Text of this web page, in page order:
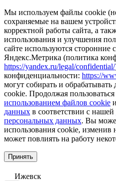
Мы используем файлы cookie
сохраняемые на вашем
корректной работы сайта, а
использования и улучшения
сайте используются сторонние
Яндекс.Метрика (политика
https://yandex.ru/legal/confidential/
конфиденциальности: https://
могут собирать и
cookie. Продолжая
использованием файлов cookie и
данных в соответствии с нашей
персональных данных. Вы
использования cookie, изменив
может повлиять на работу
Принять
Ижевск